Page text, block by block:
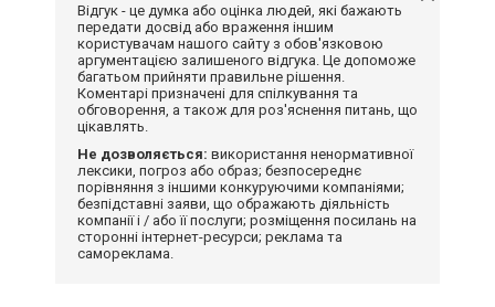
Відгук - це думка або оцінка людей, які бажають
передати досвід або враження іншим
користувачам нашого сайту з обов'язковою
аргументацією залишеного відгука. Це допоможе
багатьом прийняти правильне рішення.
Коментарі призначені для спілкування та
обговорення, а також для роз'яснення питань, що
цікавлять.
Не дозволяється: використання ненормативної
лексики, погроз або образ; безпосереднє
порівняння з іншими конкуруючими компаніями;
безпідставні заяви, що ображають діяльність
компанії і / або її послуги; розміщення посилань на
сторонні інтернет-ресурси; реклама та
самореклама.